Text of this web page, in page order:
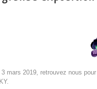
3 mars 2019, retrouvez nous